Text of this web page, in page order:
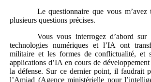
Le questionnaire que vous m’avez
plusieurs questions précises.
Vous vous interrogez d’abord
technologies numériques et l’IA ont
militaire et les formes de conflictualité, et
applications d’IA en cours de
la défense. Sur ce dernier point, il faudrait
l’Amiad (Agence ministérielle pour